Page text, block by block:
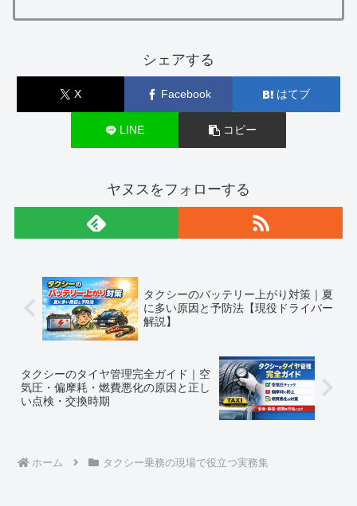
シェアする
X Facebook はてブ
LINE コピー
ヤヌスをフォローする
タクシーのバッテリー上がり対策｜夏
に多い原因と予防法【現役ドライバー
解説】
タクシーのタイヤ管理完全ガイド｜空
気圧・偏摩耗・燃費悪化の原因と正し
い点検・交換時期
ホーム タクシー乗務の現場で役立つ実務集